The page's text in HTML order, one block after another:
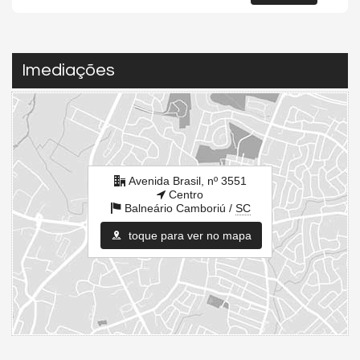
Espaço Zen
Pìscina Térmica
Estar Social
Hidromassagem
Endereço:
Avenida Brasil, nº 3551
Centro
Balneário Camboriú /
ver mapa abaixo
Imediações
Avenida Brasil, nº 3551
Centro
Balneário Camboriú / SC
toque para ver no mapa